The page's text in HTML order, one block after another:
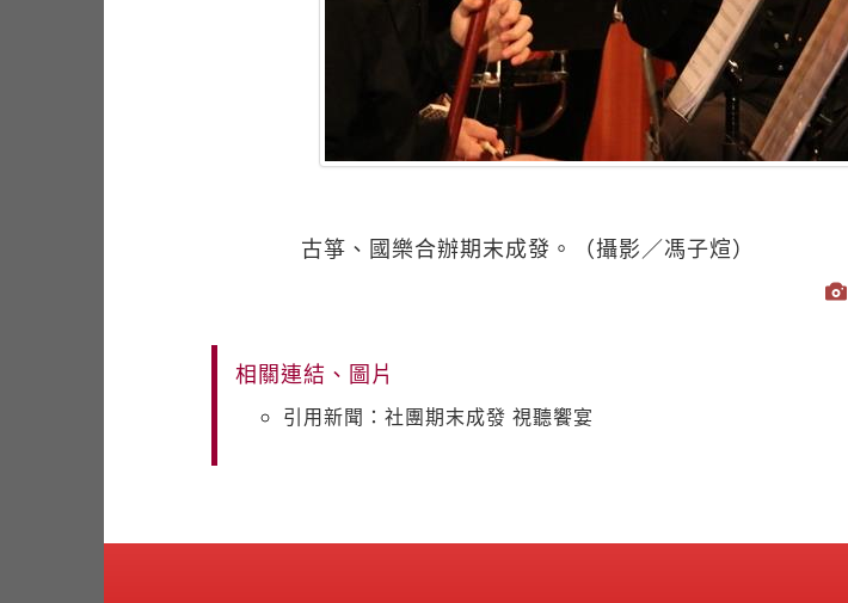
古箏、國樂合辦期末成發。（攝影／馮子煊）
相關連結、圖片
引用新聞：社團期末成發 視聽饗宴